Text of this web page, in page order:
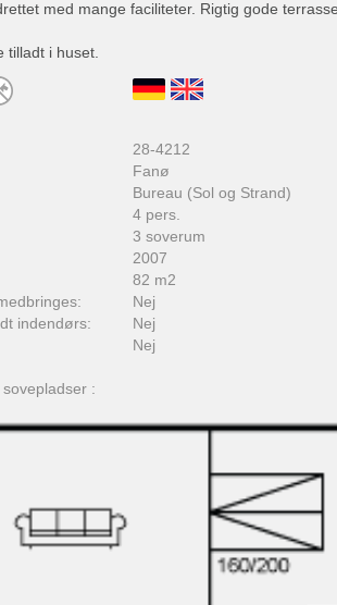
med mange faciliteter. Rigtig gode
tilladt i huset.
28-4212
Fanø
Bureau (Sol og Strand)
4 pers.
3 soverum
2007
82 m2
Nej
indendørs:
Nej
Nej
: